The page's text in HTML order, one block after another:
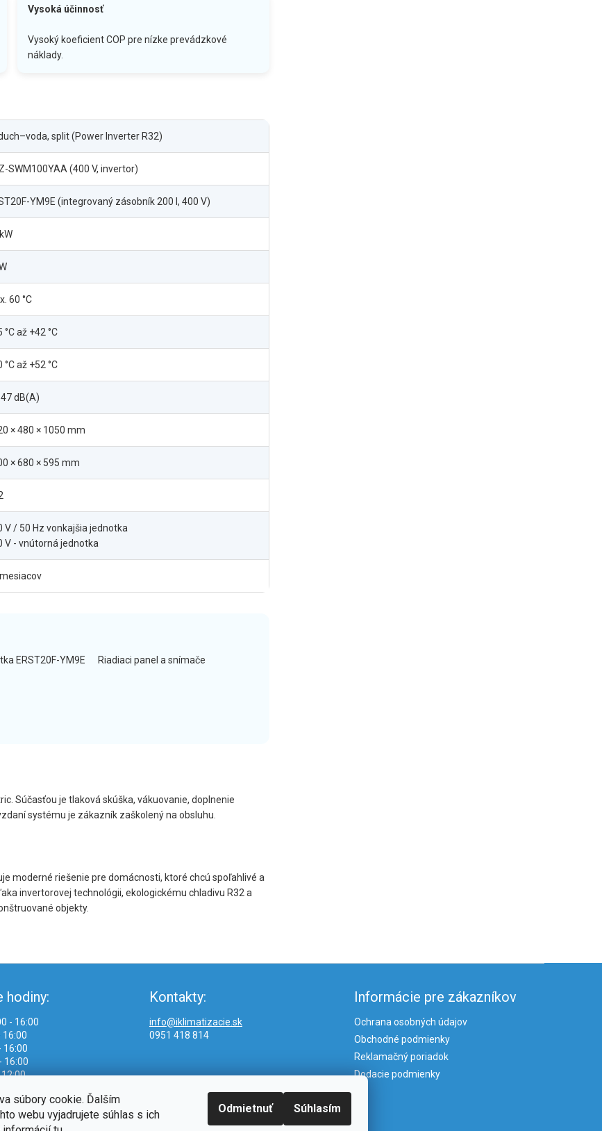
súbory cookie. Ďalším
webu vyjadrujete súhlas s ich
Odmietnuť Súhlasím
Vysoká účinnosť
Vysoký koeficient COP pre nízke prevádzkové
náklady.
split (Power Inverter R32)
SWM100YAA (400 V, invertor)
YM9E (integrovaný zásobník 200 l, 400 V)
60 °C
°C až +42 °C
°C až +52 °C
dB(A)
× 480 × 1050 mm
× 680 × 595 mm
V / 50 Hz vonkajšia jednotka
V - vnútorná jednotka
ERST20F-YM9E Riadiaci panel a snímače
Súčasťou je tlaková skúška, vákuovanie, doplnenie
systému je zákazník zaškolený na obsluhu.
moderné riešenie pre domácnosti, ktoré chcú spoľahlivé a
invertorovej technológii, ekologickému chladivu R32 a
objekty.
hodiny:
- 16:00
16:00
16:00
16:00
Kontakty:
info@iklimatizacie.sk
0951 418 814
Informácie pre zákazníkov
Ochrana osobných údajov
Obchodné podmienky
Reklamačný poriadok
Dodacie podmienky